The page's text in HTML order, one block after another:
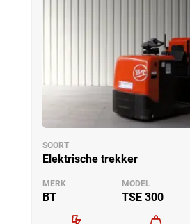
SOORT
Elektrische trekker
MERK
BT
MODEL
TSE 300